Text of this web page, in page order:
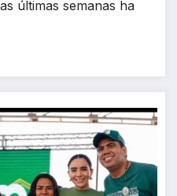
últimas semanas ha